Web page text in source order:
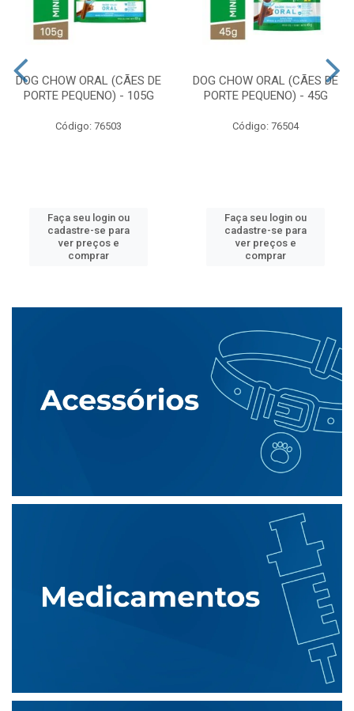
DOG CHOW ORAL (CÃES DE
PORTE PEQUENO) - 105G
Código: 76503
Faça seu login ou
cadastre-se para
ver preços e
comprar
DOG CHOW ORAL (CÃES DE
PORTE PEQUENO) - 45G
Código: 76504
Faça seu login ou
cadastre-se para
ver preços e
comprar